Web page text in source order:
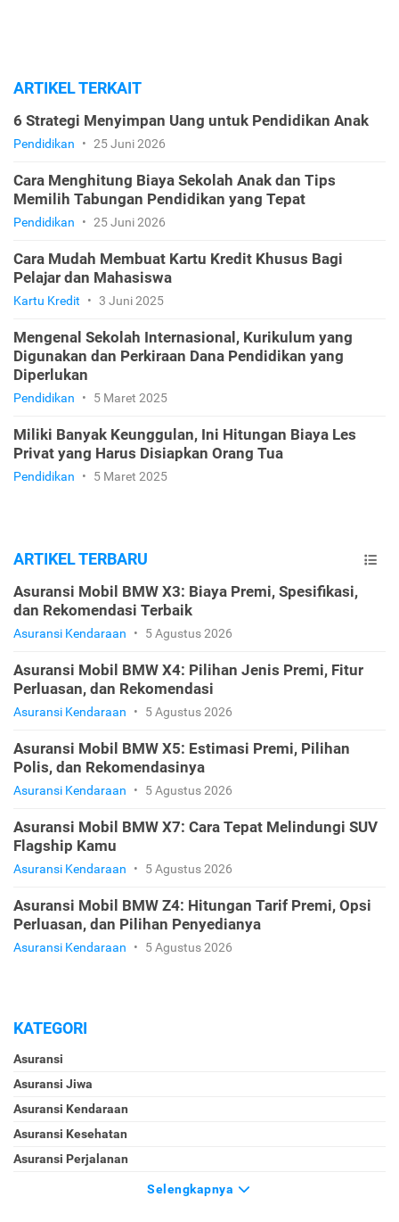
ARTIKEL TERKAIT
6 Strategi Menyimpan Uang untuk Pendidikan Anak
Pendidikan • 25 Juni 2026
Cara Menghitung Biaya Sekolah Anak dan Tips
Memilih Tabungan Pendidikan yang Tepat
Pendidikan • 25 Juni 2026
Cara Mudah Membuat Kartu Kredit Khusus Bagi
Pelajar dan Mahasiswa
Kartu Kredit • 3 Juni 2025
Mengenal Sekolah Internasional, Kurikulum yang
Digunakan dan Perkiraan Dana Pendidikan yang
Diperlukan
Pendidikan • 5 Maret 2025
Miliki Banyak Keunggulan, Ini Hitungan Biaya Les
Privat yang Harus Disiapkan Orang Tua
Pendidikan • 5 Maret 2025
ARTIKEL TERBARU
Asuransi Mobil BMW X3: Biaya Premi, Spesifikasi,
dan Rekomendasi Terbaik
Asuransi Kendaraan • 5 Agustus 2026
Asuransi Mobil BMW X4: Pilihan Jenis Premi, Fitur
Perluasan, dan Rekomendasi
Asuransi Kendaraan • 5 Agustus 2026
Asuransi Mobil BMW X5: Estimasi Premi, Pilihan
Polis, dan Rekomendasinya
Asuransi Kendaraan • 5 Agustus 2026
Asuransi Mobil BMW X7: Cara Tepat Melindungi SUV
Flagship Kamu
Asuransi Kendaraan • 5 Agustus 2026
Asuransi Mobil BMW Z4: Hitungan Tarif Premi, Opsi
Perluasan, dan Pilihan Penyedianya
Asuransi Kendaraan • 5 Agustus 2026
KATEGORI
Asuransi
Asuransi Jiwa
Asuransi Kendaraan
Asuransi Kesehatan
Asuransi Perjalanan
Selengkapnya